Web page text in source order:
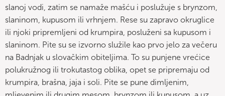
slanoj vodi, zatim se namaže mašću i poslužuje s brynzom,
slaninom, kupusom ili vrhnjem. Rese su zapravo okruglice
ili njoki pripremljeni od krumpira, posluženi sa kupusom i
slaninom. Pite su se izvorno služile kao prvo jelo za večeru
na Badnjak u slovačkim obiteljima. To su punjene vrećice
polukružnog ili trokutastog oblika, opet se pripremaju od
krumpira, brašna, jaja i soli. Pite se pune dimljenim,